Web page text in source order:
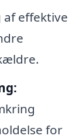
af effektive
for